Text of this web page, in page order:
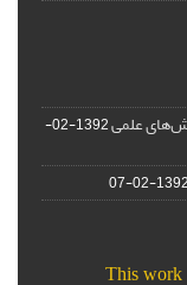
علمی
1392-02-
1392-02-07
This work